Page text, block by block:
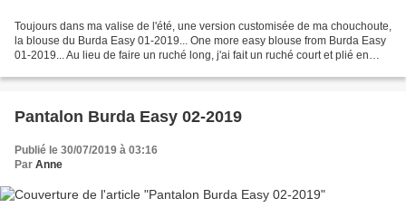
Toujours dans ma valise de l'été, une version customisée de ma chouchoute,
la blouse du Burda Easy 01-2019... One more easy blouse from Burda Easy
01-2019... Au lieu de faire un ruché long, j'ai fait un ruché court et plié en
Pantalon Burda Easy 02-2019
Publié le 30/07/2019 à 03:16
Par Anne